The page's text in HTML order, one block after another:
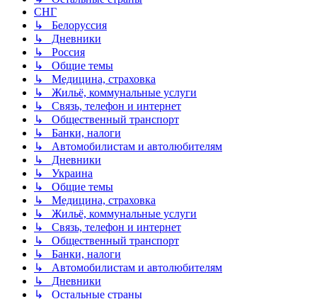
СНГ
↳ Белоруссия
↳ Дневники
↳ Россия
↳ Общие темы
↳ Медицина, страховка
↳ Жильё, коммунальные услуги
↳ Связь, телефон и интернет
↳ Общественный транспорт
↳ Банки, налоги
↳ Автомобилистам и автолюбителям
↳ Дневники
↳ Украина
↳ Общие темы
↳ Медицина, страховка
↳ Жильё, коммунальные услуги
↳ Связь, телефон и интернет
↳ Общественный транспорт
↳ Банки, налоги
↳ Автомобилистам и автолюбителям
↳ Дневники
↳ Остальные страны